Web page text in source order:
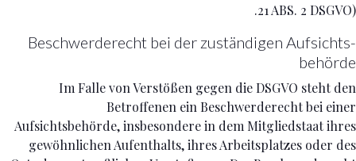
21 ABS. 2 DSGVO).
Beschwerde­recht bei der zuständigen Aufsichts­
behörde
Im Falle von Verstößen gegen die DSGVO steht den
Betroffenen ein Beschwerderecht bei einer
Aufsichtsbehörde, insbesondere in dem Mitgliedstaat ihres
gewöhnlichen Aufenthalts, ihres Arbeitsplatzes oder des